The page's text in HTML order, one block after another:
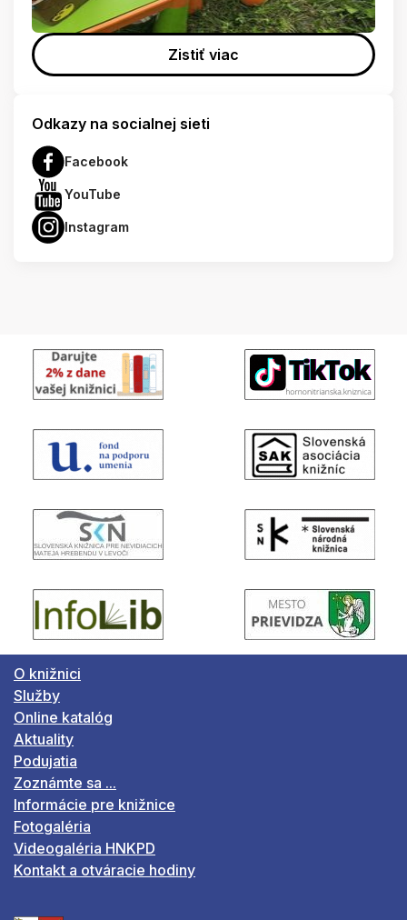
Zistiť viac
Odkazy na socialnej sieti
Facebook
YouTube
Instagram
O knižnici
Služby
Online katalóg
Aktuality
Podujatia
Zoznámte sa ...
Informácie pre knižnice
Fotogaléria
Videogaléria HNKPD
Kontakt a otváracie hodiny